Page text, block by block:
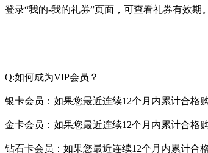
登录“我的-我的礼券”页面，可查看礼券有效期。
Q:如何成为VIP会员？
银卡会员：如果您最近连续12个月内累计合格
金卡会员：如果您最近连续12个月内累计合格
钻石卡会员：如果您最近连续12个月内累计合